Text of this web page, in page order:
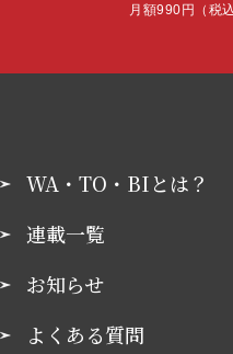
月額990円（税
WA・TO・BIとは？
連載一覧
お知らせ
よくある質問